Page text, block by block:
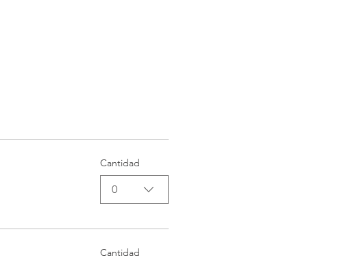
Cantidad
0
Cantidad